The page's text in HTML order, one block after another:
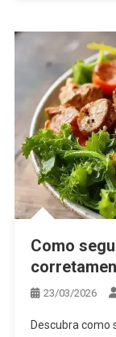
Como
23/03/2026
Descubra como